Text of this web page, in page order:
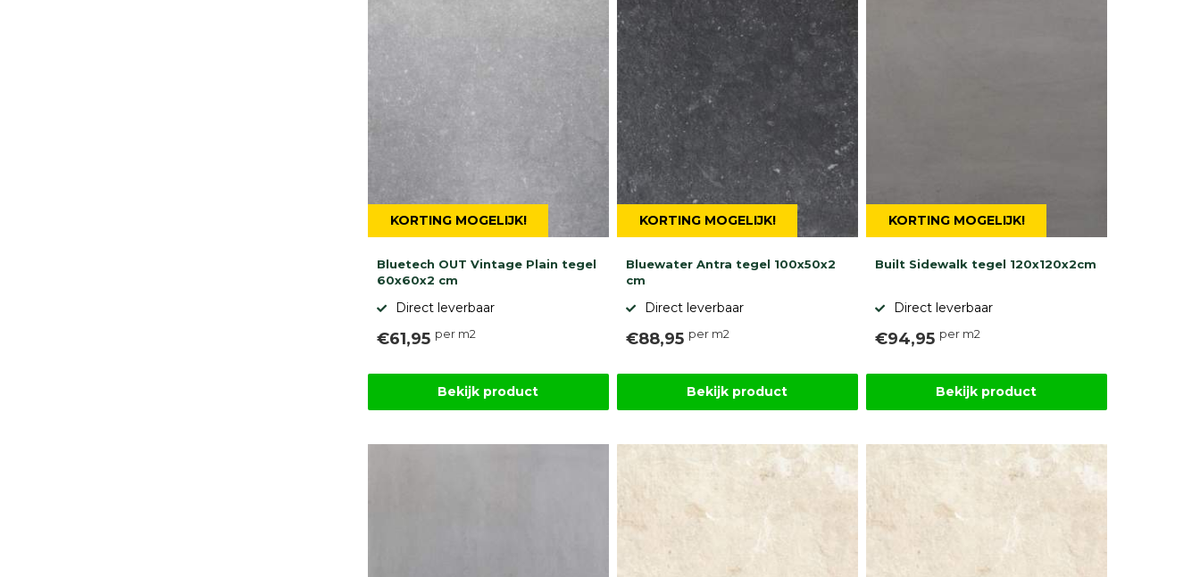
KORTING MOGELIJK!
Bluetech OUT Vintage Plain tegel
60x60x2 cm
Direct leverbaar
€61,95 per m2
Bekijk product
KORTING MOGELIJK!
Bluewater Antra tegel 100x50x2
cm
Direct leverbaar
€88,95 per m2
Bekijk product
KORTING MOGELIJK!
Built Sidewalk tegel 120x120x2cm
Direct leverbaar
€94,95 per m2
Bekijk product